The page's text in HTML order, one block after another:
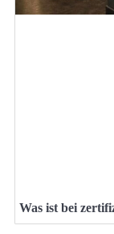
Was ist bei